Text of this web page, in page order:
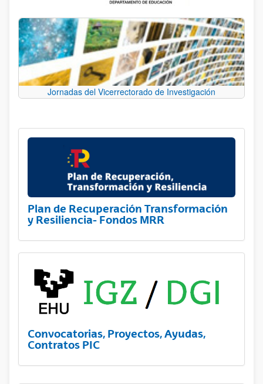
Jornadas del Vicerrectorado de Investigación
Plan de Recuperación Transformación
y Resiliencia- Fondos MRR
Convocatorias, Proyectos, Ayudas,
Contratos PIC